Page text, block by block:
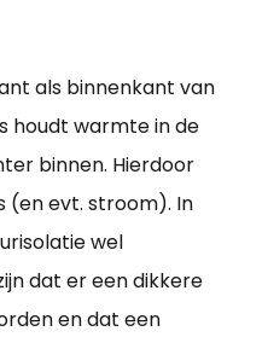
als binnenkant van
houdt warmte in de
binnen. Hierdoor
(en evt. stroom). In
wel
dat er een dikkere
en dat een